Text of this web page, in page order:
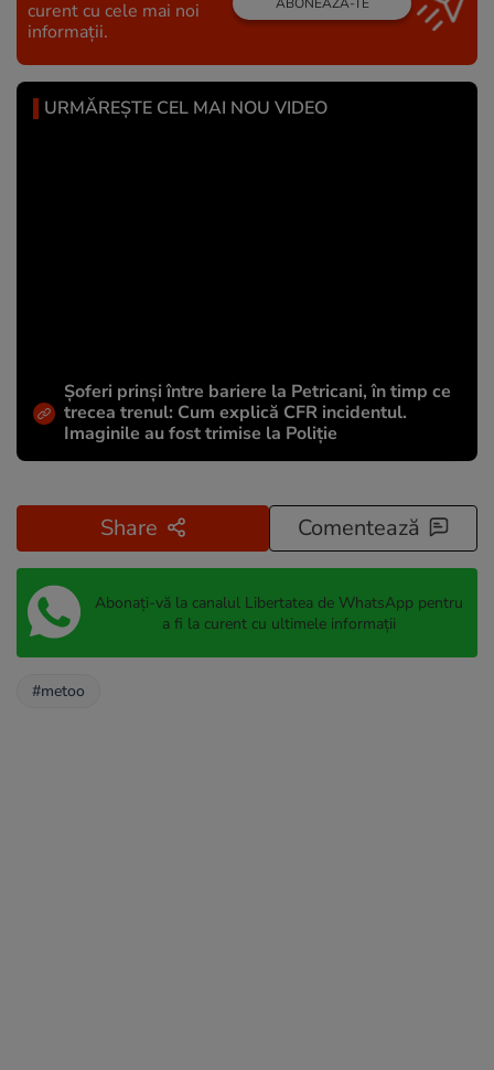
curent cu cele mai noi
informații.
ABONEAZĂ-TE
URMĂREȘTE CEL MAI NOU VIDEO
Șoferi prinși între bariere la Petricani, în timp ce
trecea trenul: Cum explică CFR incidentul.
Imaginile au fost trimise la Poliție
Share Comentează
Abonați-vă la canalul Libertatea de WhatsApp pentru
a fi la curent cu ultimele informații
#metoo